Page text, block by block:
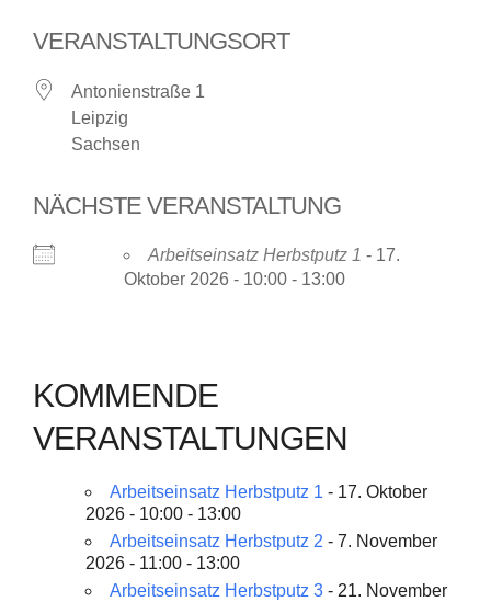
VERANSTALTUNGSORT
Antonienstraße 1
Leipzig
Sachsen
NÄCHSTE VERANSTALTUNG
Arbeitseinsatz Herbstputz 1 - 17.
Oktober 2026 - 10:00 - 13:00
KOMMENDE
VERANSTALTUNGEN
Arbeitseinsatz Herbstputz 1 - 17. Oktober
2026 - 10:00 - 13:00
Arbeitseinsatz Herbstputz 2 - 7. November
2026 - 11:00 - 13:00
Arbeitseinsatz Herbstputz 3 - 21. November